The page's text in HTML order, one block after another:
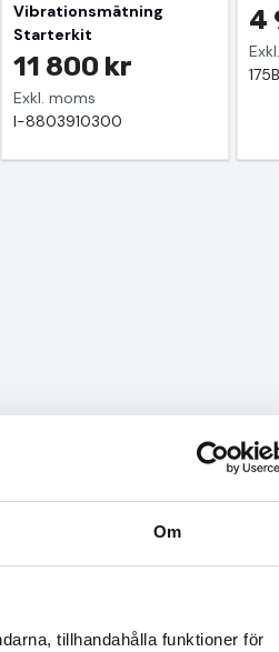
Om
tillhandahålla funktioner för
Vibrationsmätning
Starterkit
11 800 kr
Exkl. moms
I-8803910300
4